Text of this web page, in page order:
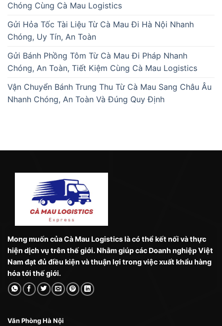
Chóng Cùng Cà Mau Logistics
Gửi Hỏa Tốc Tài Liệu Từ Cà Mau Đi Hà Nội Nhanh
Chóng, Uy Tín, An Toàn
Gửi Bánh Phồng Tôm Từ Cà Mau Đi Pháp Nhanh
Chóng, An Toàn, Tiết Kiệm Cùng Cà Mau Logistics
Vận Chuyển Bánh Trung Thu Từ Cà Mau Sang Châu Âu
Nhanh Chóng, An Toàn Và Đúng Quy Định
Mong muốn của Cà Mau Logistics là có thể kết nối và thực
hiện dịch vụ trên thế giới. Nhằm giúp các Doanh nghiệp Việt
Nam đạt đủ điều kiện và thuận lợi trong việc xuất khẩu hàng
hóa tới thế giới.
Văn Phòng Hà Nội